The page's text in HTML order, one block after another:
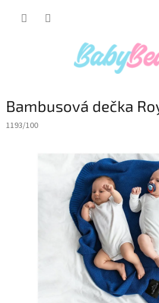
Bambusová dečka
1193/100